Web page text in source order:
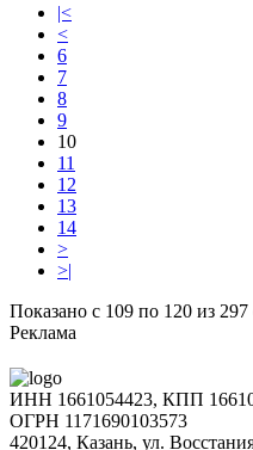
|<
<
6
7
8
9
10
11
12
13
14
>
>|
Показано с 109 по 120 из
Реклама
ИНН 1661054423, КПП
ОГРН 1171690103573
420124, Казань, ул.